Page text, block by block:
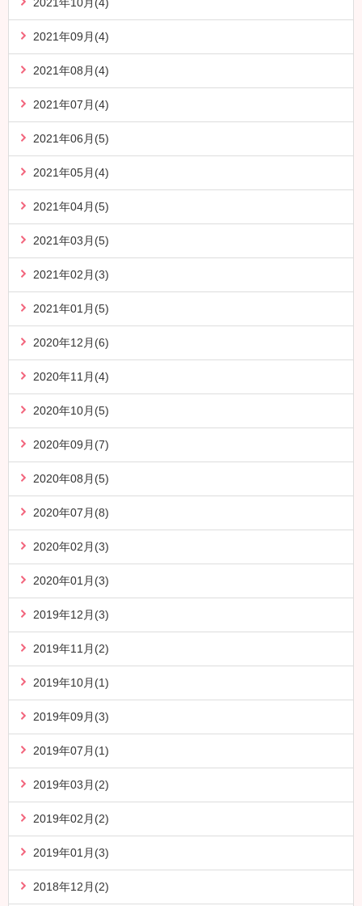
2021年09月(4)
2021年08月(4)
2021年07月(4)
2021年06月(5)
2021年05月(4)
2021年04月(5)
2021年03月(5)
2021年02月(3)
2021年01月(5)
2020年12月(6)
2020年11月(4)
2020年10月(5)
2020年09月(7)
2020年08月(5)
2020年07月(8)
2020年02月(3)
2020年01月(3)
2019年12月(3)
2019年11月(2)
2019年10月(1)
2019年09月(3)
2019年07月(1)
2019年03月(2)
2019年02月(2)
2019年01月(3)
2018年12月(2)